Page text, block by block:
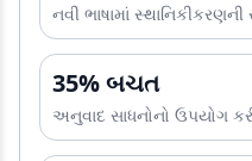
નવી ભાષામાં સ્થાનિકીકરણની
35% બચત
અનુવાદ સાધનોનો ઉપયોગ